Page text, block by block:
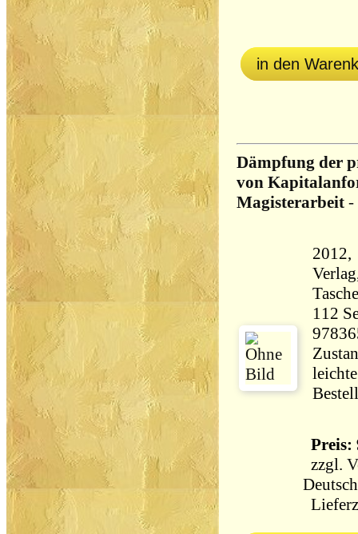
in den
Dämpfung der
von
Magisterarbeit -
112 Seiten
Preis:
zzgl.